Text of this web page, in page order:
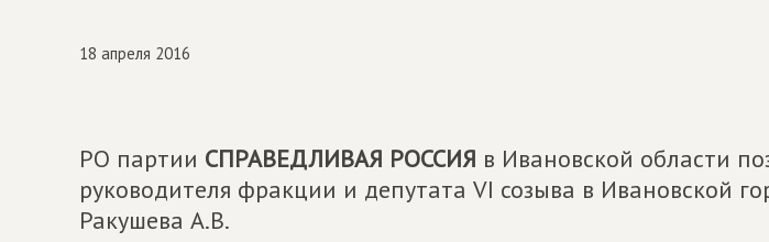
18 апреля 2016
РО партии СПРАВЕДЛИВАЯ РОССИЯ в Ивановской области
руководителя фракции и депутата VI созыва в Ивановской
Ракушева А.В.